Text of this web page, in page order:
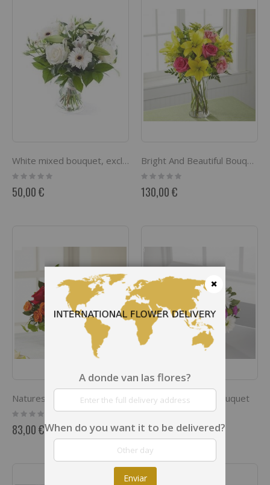
White mixed bouquet, excl. vase
Rating:
0%
50,00 €
Bright And Beautiful Bouquet
Rating:
0%
130,00 €
Natures Bounty Bouquet
Rating:
0%
83,00 €
Blooming Bounty Bouquet
Rating:
71,00 €
Cerrar
A donde van las flores?
When do you want it to be delivered?
Enviar